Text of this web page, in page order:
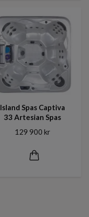
Island Spas Captiva
33 Artesian Spas
129 900 kr